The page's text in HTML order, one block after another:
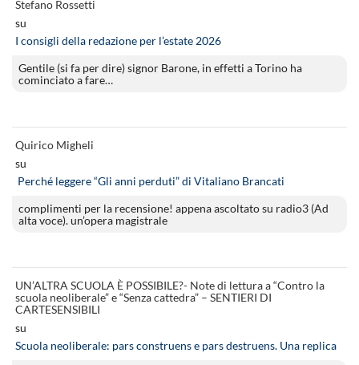
Stefano Rossetti
su
I consigli della redazione per l’estate 2026
Gentile (si fa per dire) signor Barone, in effetti a Torino ha
cominciato a fare…
Quirico Migheli
su
Perché leggere “Gli anni perduti” di Vitaliano Brancati
complimenti per la recensione! appena ascoltato su radio3 (Ad
alta voce). un’opera magistrale
UN’ALTRA SCUOLA È POSSIBILE?- Note di lettura a “Contro la
scuola neoliberale” e “Senza cattedra” – SENTIERI DI
CARTESENSIBILI
su
Scuola neoliberale: pars construens e pars destruens. Una replica